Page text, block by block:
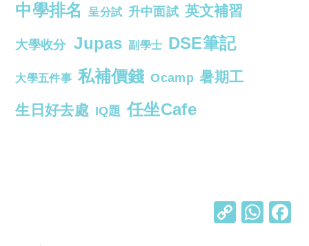
中學排名 呈分試 升中面試 英文補習
大學收分 Jupas 副學士 DSE筆記
大學五件事 私補價錢 Ocamp 暑期工
生日好去處 IQ題 任坐Cafe
C W